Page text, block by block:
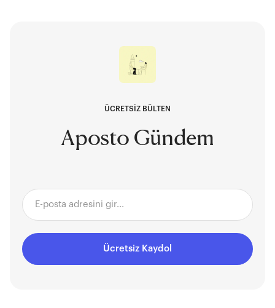
ÜCRETSİZ BÜLTEN
Aposto Gündem
Ücretsiz Kaydol